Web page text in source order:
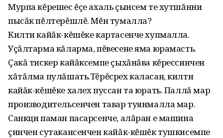
Мурпа кĕрешес ĕçе ахаль çынсем те хутшăнни
пысăк пĕлтерĕшлĕ. Мĕн тумалла?
Килти кайăк-кĕшĕке картасенче хупмалла.
Уçăлтарма кăларма‚ пĕвесене яма юрамасть.
Çакă тискер кайăксемпе çыхăнăва кĕрессинчен
хăтăлма пулăшать.Тĕрĕсрех каласан‚ килти
кайăк-кĕшĕке халех пуссан та юрать. Паллă мар
производительсенчен тавар туянмалла мар.
Санкци паман пасарсенче‚ алăран е машина
çинчен сутакансенчен кайăк-кĕшĕк тушкисемпе